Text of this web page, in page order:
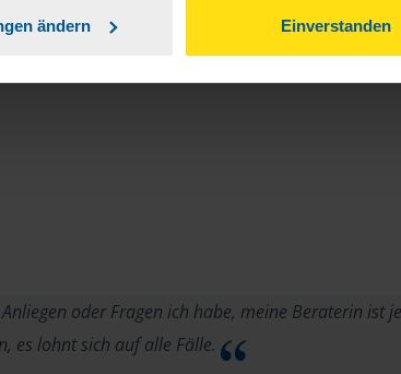
ändern Einverstanden
oder Fragen ich habe, meine Beraterin ist
es lohnt sich auf alle Fälle.